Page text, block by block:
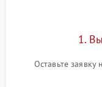
1.
Оставьте